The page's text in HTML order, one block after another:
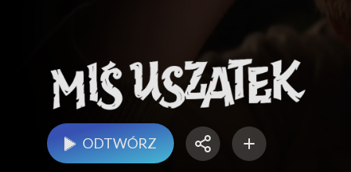
ODTWÓRZ